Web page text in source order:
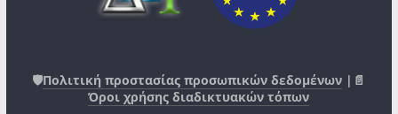
🛡️Πολιτική προστασίας προσωπικών δεδομένων |📄
Όροι χρήσης διαδικτυακών τόπων